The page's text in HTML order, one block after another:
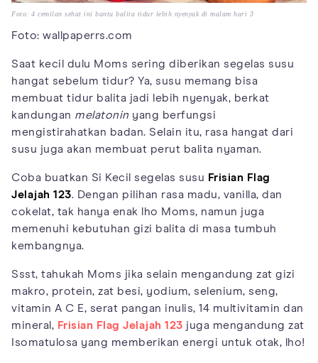
Foto: 4 cemilan sehat ini bantu balita tidur lebih nyenyak di malam hari 3
Foto: wallpaperrs.com
Saat kecil dulu Moms sering diberikan segelas susu
hangat sebelum tidur? Ya, susu memang bisa
membuat tidur balita jadi lebih nyenyak, berkat
kandungan melatonin yang berfungsi
mengistirahatkan badan. Selain itu, rasa hangat dari
susu juga akan membuat perut balita nyaman.
Coba buatkan Si Kecil segelas susu Frisian Flag
Jelajah 123. Dengan pilihan rasa madu, vanilla, dan
cokelat, tak hanya enak lho Moms, namun juga
memenuhi kebutuhan gizi balita di masa tumbuh
kembangnya.
Ssst, tahukah Moms jika selain mengandung zat gizi
makro, protein, zat besi, yodium, selenium, seng,
vitamin A C E, serat pangan inulis, 14 multivitamin dan
mineral, Frisian Flag Jelajah 123 juga mengandung zat
Isomatulosa yang memberikan energi untuk otak, lho!